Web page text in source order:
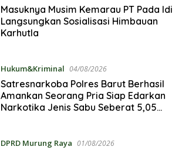
Masuknya Musim Kemarau PT Pada Idi
Langsungkan Sosialisasi Himbauan
Karhutla
Hukum&Kriminal 04/08/2026
Satresnarkoba Polres Barut Berhasil
Amankan Seorang Pria Siap Edarkan
Narkotika Jenis Sabu Seberat 5,05
DPRD Murung Raya 01/08/2026